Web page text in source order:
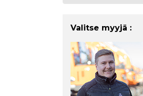
Valitse myyjä :